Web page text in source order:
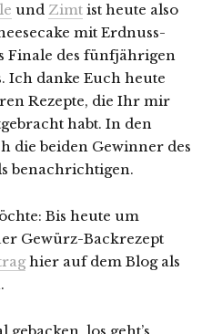
und Zimt ist heute also
mit Erdnuss-
Finale des fünfjährigen
danke Euch heute
Rezepte, die Ihr mir
habt. In den
die beiden Gewinner des
benachrichtigen.
Bis heute um
Gewürz-Backrezept
hier auf dem Blog als